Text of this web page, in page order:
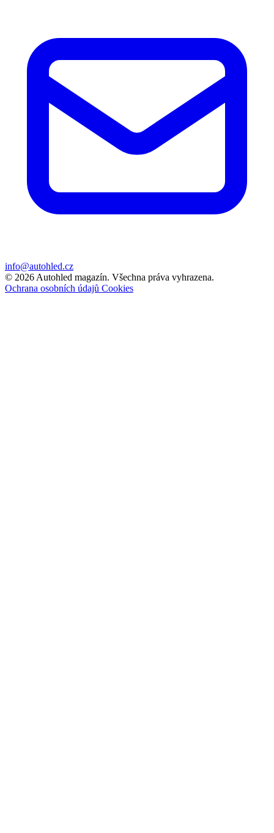
info@autohled.cz
© 2026 Autohled magazín. Všechna práva vyhrazena.
Ochrana osobních údajů Cookies